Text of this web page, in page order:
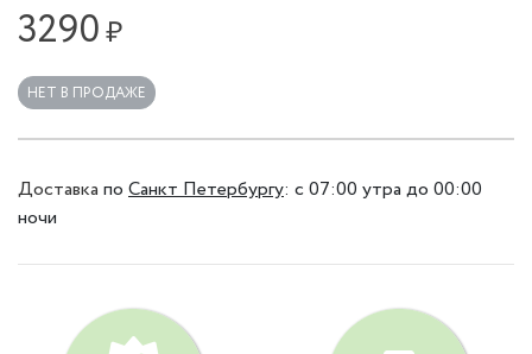
3290₽
НЕТ В ПРОДАЖЕ
Доставка по Санкт Петербургу: с 07:00 утра до 00:00
ночи